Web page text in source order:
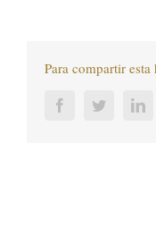
Para compartir
FacebookTwitter